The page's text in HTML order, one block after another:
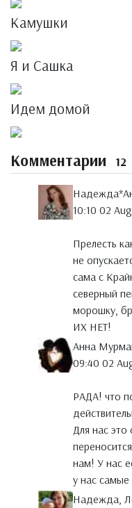
Камушки
Я и Сашка
Идем домой
Комментарии 12
10:10 02
Прелесть
не
сама с
северный
морошку,
ИХ НЕТ!
Анна
09:40 02
РАДА! что
Для нас
нам! У нас
у нас
Надежда,